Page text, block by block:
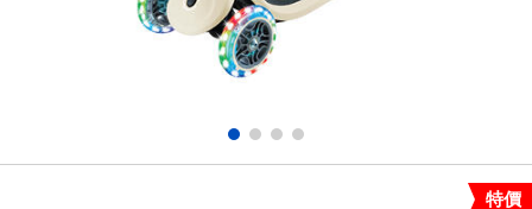
LeapFrog跳跳蛙
特價